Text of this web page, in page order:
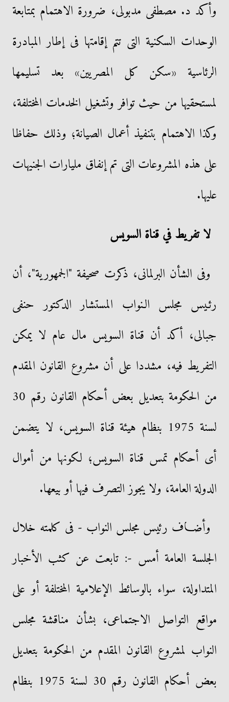
وأكد د. مصطفى مدبولى، ضرورة الاهتمام بمتابعة
الوحدات السكنية التى تتم إقامتها فى إطار المبادرة
الرئاسية «سكن كل المصريين» بعد تسليمها
لمستحقيها من حيث توافر وتشغيل الخدمات المختلفة،
وكذا الاهتمام بتنفيذ أعمال الصيانة؛ وذلك حفاظا
على هذه المشروعات التى تم إنفاق مليارات الجنيهات
عليها.
لا تفريط في قناة السويس
وفى الشأن البرلمانى، ذكرت صحيفة "الجمهورية"، أن
رئـيس مجلس الـنواب المستشار الدكتور حنفى
جبالى، أكد أن قناة السويس مال عام لا يمكن
التفريط فيه، مشددا على أن مشروع القانون المقدم
من الحكومة بتعديل بعض أحكام القانون رقم 30
لسنة 1975 بنظام هيئة قناة السويس، لا يتضمن
أى أحكام تمس قناة السويس؛ لكونها من أموال
الدولة العامة، ولا يجوز التصرف فيها أو بيعها.
وأضــاف رئيس مجلس النواب - فى كلمته خلال
الجلسة العامة أمس -: تابعت عن كثب الأخبار
المتداولة، سواء بالوسائط الإعلامية المختلفة أو على
مواقع التواصل الاجتماعى، بشأن مناقشة مجلس
النواب لمشروع القانون المقدم من الحكومة بتعديل
بعض أحكام القانون رقم 30 لسنة 1975 بنظام